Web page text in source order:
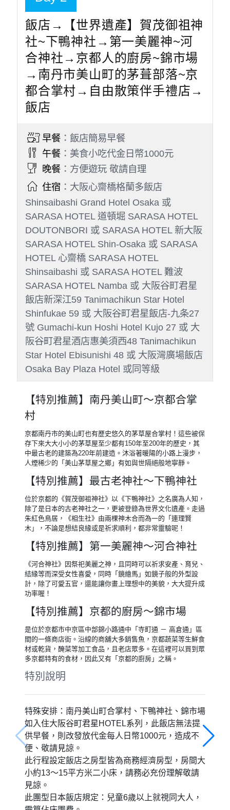
此行程不含來回機上餐食、水、飲品等等，敬請機
上自行自費購買謝謝。
因應國際SDGs永續發展趨勢，並落實節能減碳及
環境友善理念，本行程不提供瓶裝礦泉水。旅途中
入住的日本飯店，多數皆使用可直接飲用的自來
水，旅客可安心取用，亦建議出門自行攜帶保溫瓶
或環保杯，多數飯店或餐廳備有冷熱飲水設備，便
於自行裝水使用。此外，為降低水電與清潔資源耗
用，連續住宿期間將不提供每日完整房務清掃，僅
的理解與配合，也讓我們一同為守護地球盡一份心
力。
Day 2
飯店→【世界遺產】賀茂御祖神
社~下鴨神社→第一美麗神~河
合神社→京都人的廚房~錦市場
→南丹市美山町的茅葺部落~京
都合掌村→自由散策伴手禮店→
飯店
早餐：飯店簡易早餐
午餐：美食小吃代金日幣1000元
晚餐：方便遊玩 敬請自理
Shinsaibashi Grand Hotel Osaka 或
SARASA HOTEL 道頓堀 SARASA HOTEL
DOUTONBORI 或 SARASA HOTEL 新大阪
SARASA HOTEL Shin-Osaka 或 SARASA
HOTEL 心齋橋 SARASA HOTEL
SARASA HOTEL Namba 或 大阪谷町君星
飯店新深江59 Tanimachikun Star Hotel
Shinfukae 59 或 大阪谷町君星飯店-九条27
號 Gumachi-kun Hoshi Hotel Kujo 27 或 大
阪谷町君星酒店惠美須西48 Tanimachikun
Osaka Bay Plaza Hotel 或同等級
【特別推薦】南丹美山町～京都合掌
村
京都南丹市的美山町也有歷史悠久的茅草屋合掌村！這些被保
存下來大大小小的茅草屋至少都有150年至200年的歷史，其
中最古老的建築為220年前建造。沐浴著暖陽的小路上漫步，
人煙稀少的「美山茅草屋之鄉」有如與世隔絕般地寧靜。
【特別推薦】最古老神社～下鴨神社
除了是日本的古老神社之一，更被登錄為世界文化遺產。走過
朱紅色鳥居，《相生社》由兩棵神木合而為一的「連理賢
木」，不論是想結良緣或是祈求順利，都非常靈驗呢！
【特別推薦】第一美麗神～河合神社
《河合神社》因祭祀美麗之神，且同時可以祈求安產、育兒、
結緣等而深受女性喜愛，同時「鏡繪馬」如鏡子般的外型設
計，除了可愛五官，還能讓你畫上理想中的美貌，大大提升成
功率喔！